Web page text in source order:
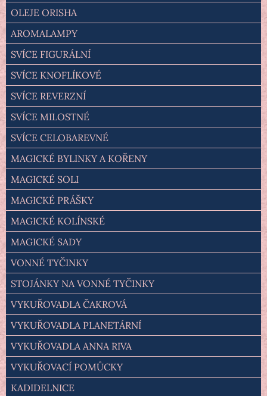
OLEJE ORISHA
AROMALAMPY
SVÍCE FIGURÁLNÍ
SVÍCE KNOFLÍKOVÉ
SVÍCE REVERZNÍ
SVÍCE MILOSTNÉ
SVÍCE CELOBAREVNÉ
MAGICKÉ BYLINKY A KOŘENY
MAGICKÉ SOLI
MAGICKÉ PRÁŠKY
MAGICKÉ KOLÍNSKÉ
MAGICKÉ SADY
VONNÉ TYČINKY
STOJÁNKY NA VONNÉ TYČINKY
VYKUŘOVADLA ČAKROVÁ
VYKUŘOVADLA PLANETÁRNÍ
VYKUŘOVADLA ANNA RIVA
VYKUŘOVACÍ POMŮCKY
KADIDELNICE